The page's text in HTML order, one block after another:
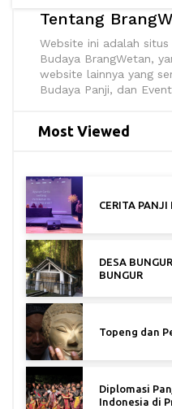
Tentang
Website ini adalah
Budaya BrangWetan,
website lainnya yang
Budaya Panji, dan
Most Viewed
CERITA
DESA
BUNGUR
Topeng dan
Diplomasi
Indonesia di